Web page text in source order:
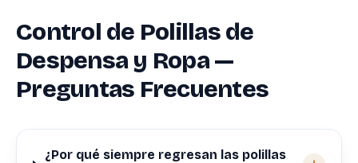
Control de Polillas de
Despensa y Ropa —
Preguntas Frecuentes
¿Por qué siempre regresan las polillas